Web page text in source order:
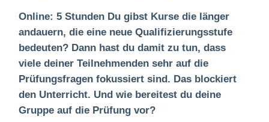
Online: 5 Stunden Du gibst Kurse die länger
andauern, die eine neue Qualifizierungsstufe
bedeuten? Dann hast du damit zu tun, dass
viele deiner Teilnehmenden sehr auf die
Prüfungsfragen fokussiert sind. Das blockiert
den Unterricht. Und wie bereitest du deine
Gruppe auf die Prüfung vor?